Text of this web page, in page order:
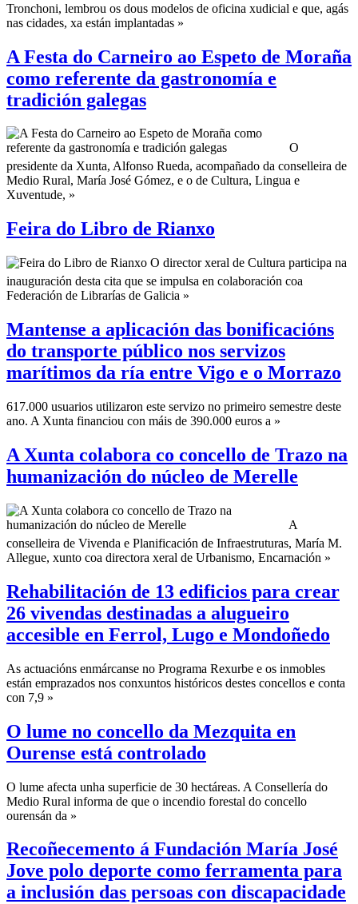
Tronchoni, lembrou os dous modelos de oficina xudicial e que, agás
nas cidades, xa están implantadas »
A Festa do Carneiro ao Espeto de Moraña
como referente da gastronomía e
tradición galegas
O
presidente da Xunta, Alfonso Rueda, acompañado da conselleira de
Medio Rural, María José Gómez, e o de Cultura, Lingua e
Xuventude, »
Feira do Libro de Rianxo
O director xeral de Cultura participa na
inauguración desta cita que se impulsa en colaboración coa
Federación de Librarías de Galicia »
Mantense a aplicación das bonificacións
do transporte público nos servizos
marítimos da ría entre Vigo e o Morrazo
617.000 usuarios utilizaron este servizo no primeiro semestre deste
ano. A Xunta financiou con máis de 390.000 euros a »
A Xunta colabora co concello de Trazo na
humanización do núcleo de Merelle
A
conselleira de Vivenda e Planificación de Infraestruturas, María M.
Allegue, xunto coa directora xeral de Urbanismo, Encarnación »
Rehabilitación de 13 edificios para crear
26 vivendas destinadas a alugueiro
accesible en Ferrol, Lugo e Mondoñedo
As actuacións enmárcanse no Programa Rexurbe e os inmobles
están emprazados nos conxuntos históricos destes concellos e conta
con 7,9 »
O lume no concello da Mezquita en
Ourense está controlado
O lume afecta unha superficie de 30 hectáreas. A Consellería do
Medio Rural informa de que o incendio forestal do concello
ourensán da »
Recoñecemento á Fundación María José
Jove polo deporte como ferramenta para
a inclusión das persoas con discapacidade